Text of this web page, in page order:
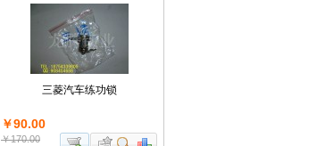
三菱汽车练功锁
￥90.00
￥170.00